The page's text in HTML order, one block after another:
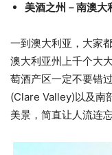
美酒之州－南澳大
一到澳大利亚，大家
澳大利亚州上千个大
萄酒产区一定不要错
(Clare Valley)以及南
美景，简直让人流连